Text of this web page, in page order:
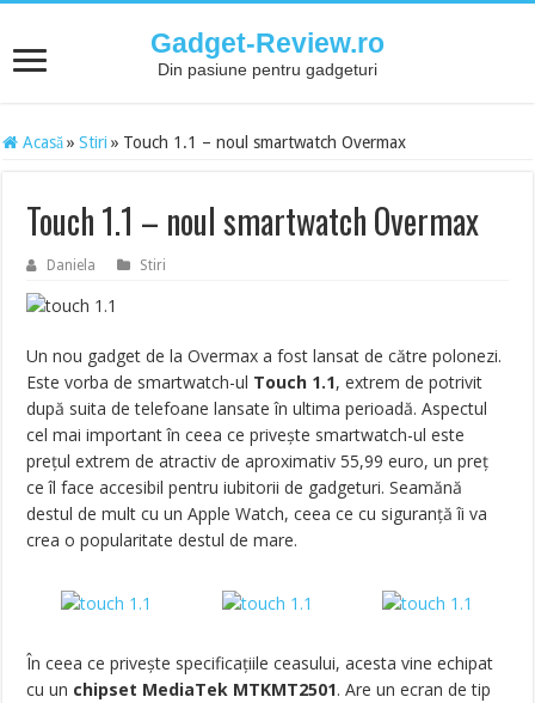
Gadget-Review.ro
Din pasiune pentru gadgeturi
Acasă » Stiri » Touch 1.1 – noul smartwatch Overmax
Touch 1.1 – noul smartwatch Overmax
Daniela Stiri
Un nou gadget de la Overmax a fost lansat de către polonezi.
Este vorba de smartwatch-ul Touch 1.1, extrem de potrivit
după suita de telefoane lansate în ultima perioadă. Aspectul
cel mai important în ceea ce privește smartwatch-ul este
prețul extrem de atractiv de aproximativ 55,99 euro, un preț
ce îl face accesibil pentru iubitorii de gadgeturi. Seamănă
destul de mult cu un Apple Watch, ceea ce cu siguranță îi va
crea o popularitate destul de mare.
În ceea ce privește specificațiile ceasului, acesta vine echipat
cu un chipset MediaTek MTKMT2501. Are un ecran de tip